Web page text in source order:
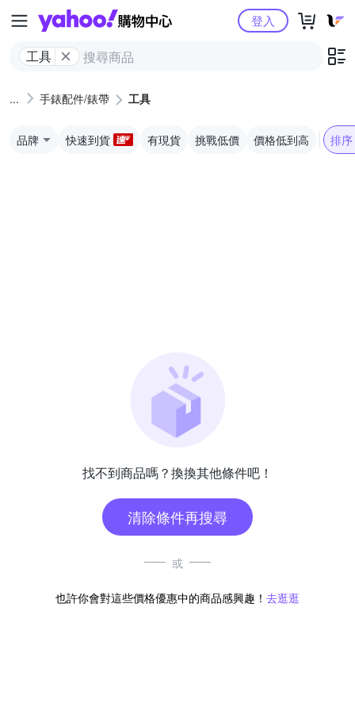
Yahoo購物中心
工具
登入
手錶配件/錶帶 工具
品牌 快速到貨 有現貨 挑戰低價 價格低到高 排序
找不到商品嗎？換換其他條件吧！
清除條件再搜尋
或
也許你會對這些價格優惠中的商品感興趣！ 去逛逛